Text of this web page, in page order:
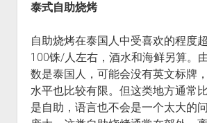
泰式自助烧烤
自助烧烤在泰国人中受喜欢的程度
100铢/人左右，酒水和海鲜另算。
数是泰国人，可能会没有英文标牌
水平也比较有限。但这类地方通常
是自助，语言也不会是一个太大的